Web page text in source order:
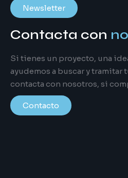
Newsletter
Contacta con
Si tienes un proyecto, una
ayudemos a buscar y tramitar
contacta con nosotros, si
Contacto